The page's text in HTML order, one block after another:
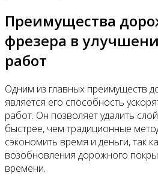
Преимущества
фрезера в
работ
Одним из главных преимуществ
является его способность
работ. Он позволяет удалить
быстрее, чем традиционные
сэкономить время и деньги, так
возобновления дорожного
времени.